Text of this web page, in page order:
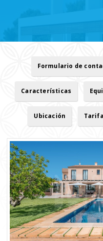
Formulario de
Características
Ubicación